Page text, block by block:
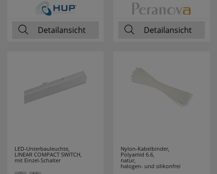
Detailansicht Detailansicht
LED-Unterbauleuchte,
LINEAR COMPACT SWITCH,
mit Einzel-Schalter
Nylon-Kabelbinder,
Polyamid 6.6,
natur,
halogen- und silikonfrei